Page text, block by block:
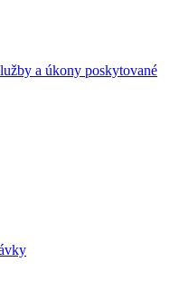
a úkony poskytované